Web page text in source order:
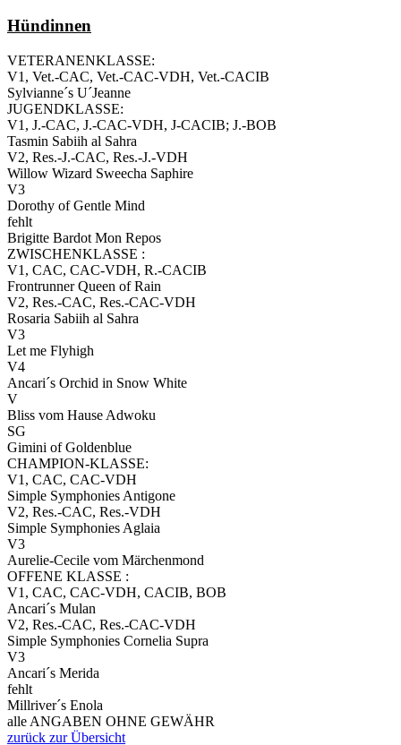
Hündinnen
VETERANENKLASSE:
V1, Vet.-CAC, Vet.-CAC-VDH, Vet.-CACIB
Sylvianne´s U´Jeanne
JUGENDKLASSE:
V1, J.-CAC, J.-CAC-VDH, J-CACIB; J.-BOB
Tasmin Sabiih al Sahra
V2, Res.-J.-CAC, Res.-J.-VDH
Willow Wizard Sweecha Saphire
V3
Dorothy of Gentle Mind
fehlt
Brigitte Bardot Mon Repos
ZWISCHENKLASSE :
V1, CAC, CAC-VDH, R.-CACIB
Frontrunner Queen of Rain
V2, Res.-CAC, Res.-CAC-VDH
Rosaria Sabiih al Sahra
V3
Let me Flyhigh
V4
Ancari´s Orchid in Snow White
V
Bliss vom Hause Adwoku
SG
Gimini of Goldenblue
CHAMPION-KLASSE:
V1, CAC, CAC-VDH
Simple Symphonies Antigone
V2, Res.-CAC, Res.-VDH
Simple Symphonies Aglaia
V3
Aurelie-Cecile vom Märchenmond
OFFENE KLASSE :
V1, CAC, CAC-VDH, CACIB, BOB
Ancari´s Mulan
V2, Res.-CAC, Res.-CAC-VDH
Simple Symphonies Cornelia Supra
V3
Ancari´s Merida
fehlt
Millriver´s Enola
alle ANGABEN OHNE GEWÄHR
zurück zur Übersicht